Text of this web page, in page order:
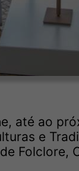
até ao
e
Folclore,